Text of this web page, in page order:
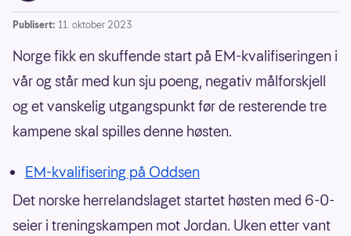
Publisert: 11. oktober 2023
Norge fikk en skuffende start på EM-kvalifiseringen i
vår og står med kun sju poeng, negativ målforskjell
og et vanskelig utgangspunkt før de resterende tre
kampene skal spilles denne høsten.
EM-kvalifisering på Oddsen
Det norske herrelandslaget startet høsten med 6-0-
seier i treningskampen mot Jordan. Uken etter vant